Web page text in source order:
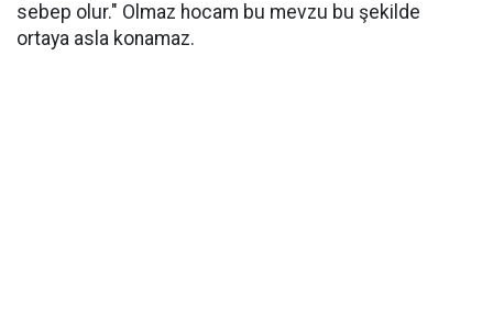
sebep olur." Olmaz hocam bu mevzu bu şekilde
ortaya asla konamaz.